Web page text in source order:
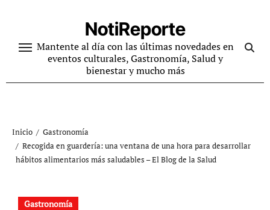
contenido
NotiReporte
Mantente al día con las últimas novedades en
eventos culturales, Gastronomía, Salud y
bienestar y mucho más
Inicio
Gastronomía
Recogida en guardería: una ventana de una hora para desarrollar
hábitos alimentarios más saludables – El Blog de la Salud
Gastronomía